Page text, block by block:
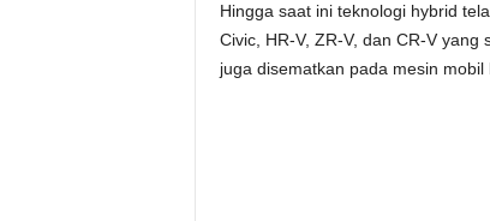
Hingga saat ini teknologi hybrid
Civic, HR-V, ZR-V, dan CR-V
juga disematkan pada mesin mobil